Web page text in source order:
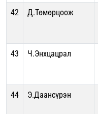
42 Д.Төмөрцоож
43 Ч.Энхцацрал
44 Э.Даансүрэн